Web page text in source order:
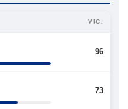
VIC.
96
73